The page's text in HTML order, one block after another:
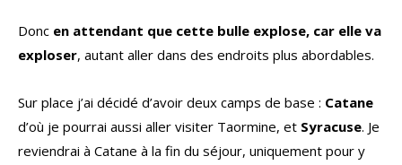
Donc en attendant que cette bulle explose, car elle va
exploser, autant aller dans des endroits plus abordables.
Sur place j’ai décidé d’avoir deux camps de base : Catane
d’où je pourrai aussi aller visiter Taormine, et Syracuse. Je
reviendrai à Catane à la fin du séjour, uniquement pour y